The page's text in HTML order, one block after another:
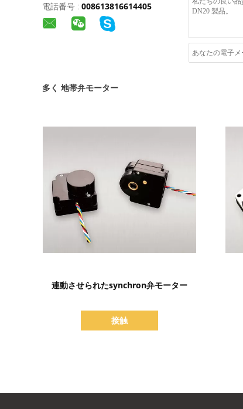
電話番号 : 008613816614405
多く 地帯弁モーター
連動させられたsynchron弁モーター
接触